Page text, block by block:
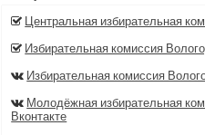
Центральная избирательная
Избирательная комиссия
Избирательная комиссия
Молодёжная избирательная
Вконтакте